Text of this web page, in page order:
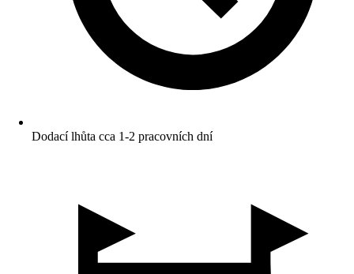
Dodací lhůta cca 1-2 pracovních dní